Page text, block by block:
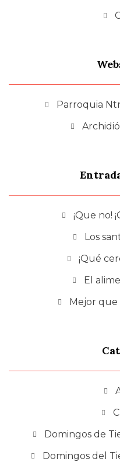
Parroquia
¡Que no!
Los
¡Qué
El
Mejor que
Domingos de
Domingos del